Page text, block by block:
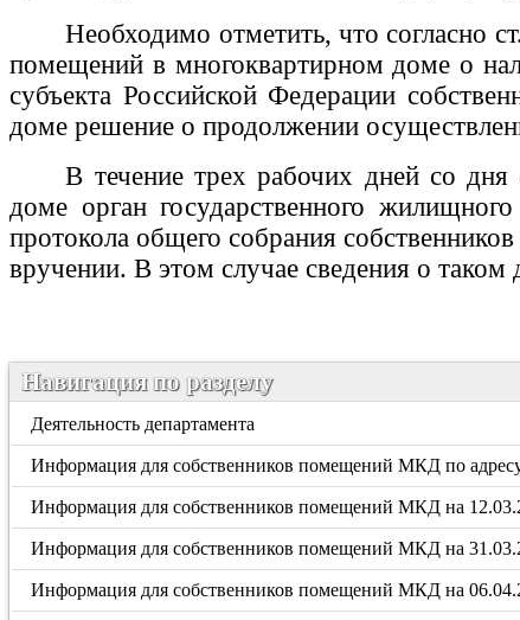
Необходимо отметить, что согласно
помещений в многоквартирном доме о
субъекта Российской Федерации
доме решение о продолжении
В течение трех рабочих дней со
доме орган государственного
протокола общего собрания
вручении. В этом случае сведения о
Навигация по разделу
Деятельность департамента
Информация для собственников помещений МКД по
Информация для собственников помещений МКД на
Информация для собственников помещений МКД на
Информация для собственников помещений МКД на